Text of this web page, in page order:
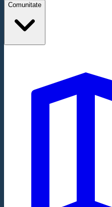
Comunitate